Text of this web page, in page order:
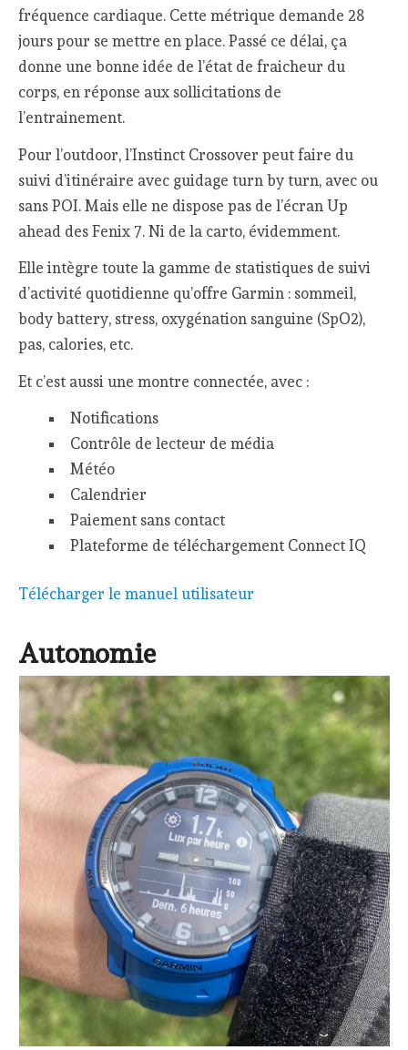
fréquence cardiaque. Cette métrique demande 28
jours pour se mettre en place. Passé ce délai, ça
donne une bonne idée de l’état de fraicheur du
corps, en réponse aux sollicitations de
l’entrainement.
Pour l’outdoor, l’Instinct Crossover peut faire du
suivi d’itinéraire avec guidage turn by turn, avec ou
sans POI. Mais elle ne dispose pas de l’écran Up
ahead des Fenix 7. Ni de la carto, évidemment.
Elle intègre toute la gamme de statistiques de suivi
d’activité quotidienne qu’offre Garmin : sommeil,
body battery, stress, oxygénation sanguine (SpO2),
pas, calories, etc.
Et c’est aussi une montre connectée, avec :
Notifications
Contrôle de lecteur de média
Météo
Calendrier
Paiement sans contact
Plateforme de téléchargement Connect IQ
Télécharger le manuel utilisateur
Autonomie